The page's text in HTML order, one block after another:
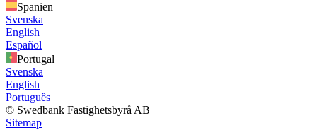
Spanien
Svenska
English
Español
Portugal
Svenska
English
Português
© Swedbank Fastighetsbyrå AB
Sitemap